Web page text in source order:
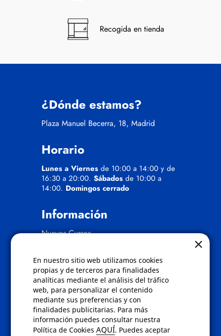
En nuestro sitio web utilizamos cookies
propias y de terceros para finalidades
analíticas mediante el análisis del tráfico
web, para personalizar el contenido
mediante sus preferencias y con
finalidades publicitarias. Para más
información puedes consultar nuestra
Política de CookiesAQUÍ. Puedes aceptar
Recogida en tienda
¿Dónde estamos?
Plaza Manuel Becerra, 18, Madrid
Horario
Lunes a Viernes de 10:00 a 14:00 y de
16:30 a 20:00. Sábados de 10:00 a
14:00. Domingos cerrado
Información
Nuevos Cursos
Políticas
Condiciones de compra
Aviso de privacidad
Cookies
Bajas comunicados comerciales